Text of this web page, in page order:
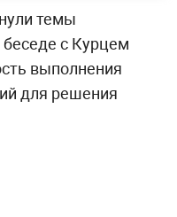
темы
с Курцем
выполнения
для решения